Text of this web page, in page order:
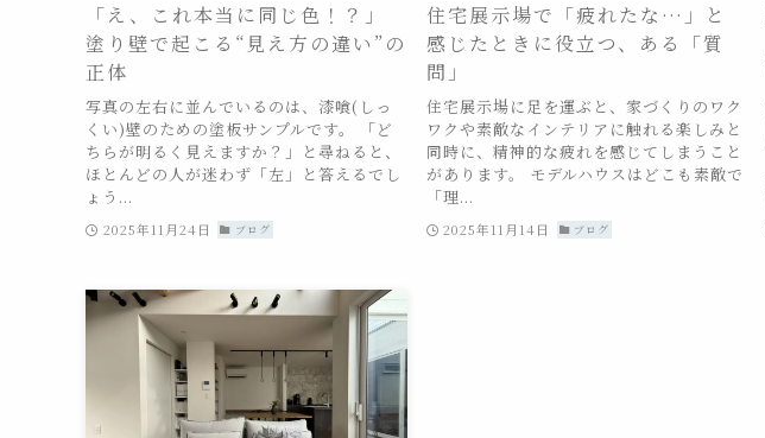
「え、これ本当に同じ色！？」
塗り壁で起こる“見え方の違い”の
正体
写真の左右に並んでいるのは、漆喰(しっ
くい)壁のための塗板サンプルです。 「ど
ちらが明るく見えますか？」と尋ねると、
ほとんどの人が迷わず「左」と答えるでし
ょう...
2025年11月24日 ブログ
住宅展示場で「疲れたな…」と
感じたときに役立つ、ある「質
問」
住宅展示場に足を運ぶと、家づくりのワク
ワクや素敵なインテリアに触れる楽しみと
同時に、精神的な疲れを感じてしまうこと
があります。 モデルハウスはどこも素敵で
「理...
2025年11月14日 ブログ